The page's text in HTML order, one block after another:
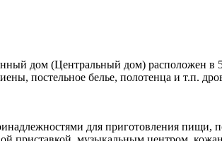
дом (Центральный дом) расположен в
постельное белье, полотенца и т.п.
для приготовления пищи,